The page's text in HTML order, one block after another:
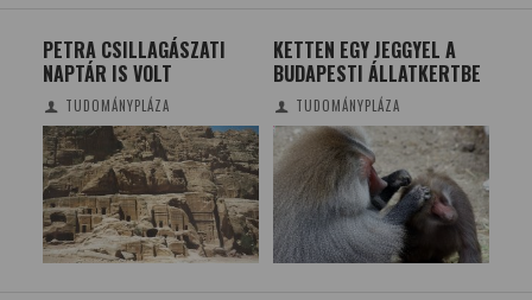
PETRA CSILLAGÁSZATI
NAPTÁR IS VOLT
TUDOMÁNYPLÁZA
KETTEN EGY JEGGYEL A
BUDAPESTI ÁLLATKERTBE
TUDOMÁNYPLÁZA